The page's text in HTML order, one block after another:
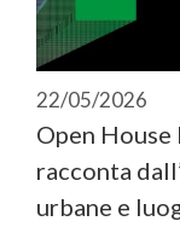
22/05/2026
Open
racconta
urbane e